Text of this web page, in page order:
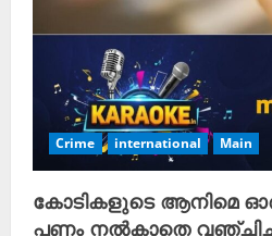
Crime international Main
കോടികളുടെ ആനിമെ
പണം നൽകാതെ